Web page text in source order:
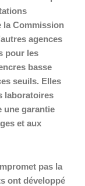
la Commission
agences
pour les
basse
seuils. Elles
laboratoires
une garantie
et aux
pas la
ont développé